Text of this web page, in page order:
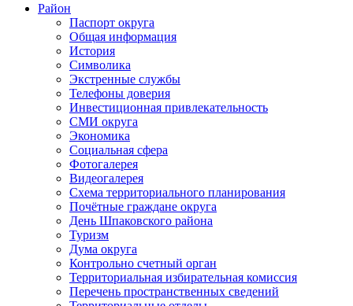
Район
Паспорт округа
Общая информация
История
Символика
Экстренные службы
Телефоны доверия
Инвестиционная привлекательность
СМИ округа
Экономика
Социальная сфера
Фотогалерея
Видеогалерея
Схема территориального планирования
Почётные граждане округа
День Шпаковского района
Туризм
Дума округа
Контрольно счетный орган
Территориальная избирательная комиссия
Перечень пространственных сведений